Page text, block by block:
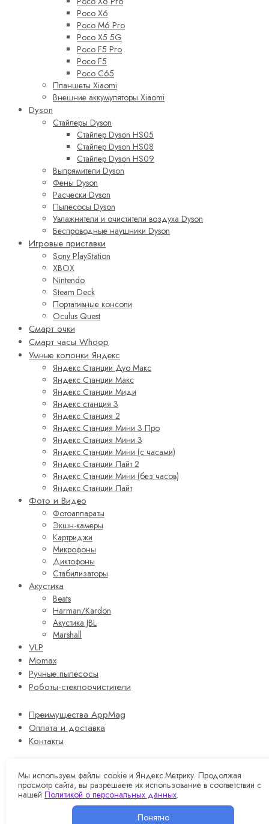
Poco X6
Poco M6 Pro
Poco X5 5G
Poco F5 Pro
Poco F5
Poco C65
Планшеты Xiaomi
Внешние аккумуляторы Xiaomi
Dyson
Стайлеры Dyson
Стайлер Dyson HS05
Стайлер Dyson HS08
Стайлер Dyson HS09
Выпрямители Dyson
Фены Dyson
Расчески Dyson
Пылесосы Dyson
Увлажнители и очистители воздуха Dyson
Беспроводные наушники Dyson
Игровые приставки
Sony PlayStation
XBOX
Nintendo
Steam Deck
Портативные консоли
Oculus Quest
Смарт очки
Смарт часы Whoop
Умные колонки Яндекс
Яндекс Станции Дуо Макс
Яндекс Станции Макс
Яндекс Станции Миди
Яндекс станция 3
Яндекс Станция 2
Яндекс Станция Мини 3 Про
Яндекс Станция Мини 3
Яндекс Станции Мини (с часами)
Яндекс Станции Лайт 2
Яндекс Станции Мини (без часов)
Яндекс Станции Лайт
Фото и Видео
Фотоаппараты
Экшн-камеры
Картриджи
Микрофоны
Диктофоны
Стабилизаторы
Акустика
Beats
Harman/Kardon
Акустика JBL
Marshall
VLP
Momax
Ручные пылесосы
Роботы-стеклоочистители
Преимущества AppMag
Оплата и доставка
Контакты
Вход
Wishlist 0
Мы используем файлы cookie и Яндекс.Метрику. Продолжая
просмотр сайта, вы разрешаете их использование в соответствии с
нашей Политикой о персональных данных.
Понятно